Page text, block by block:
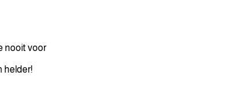
nooit voor
helder!